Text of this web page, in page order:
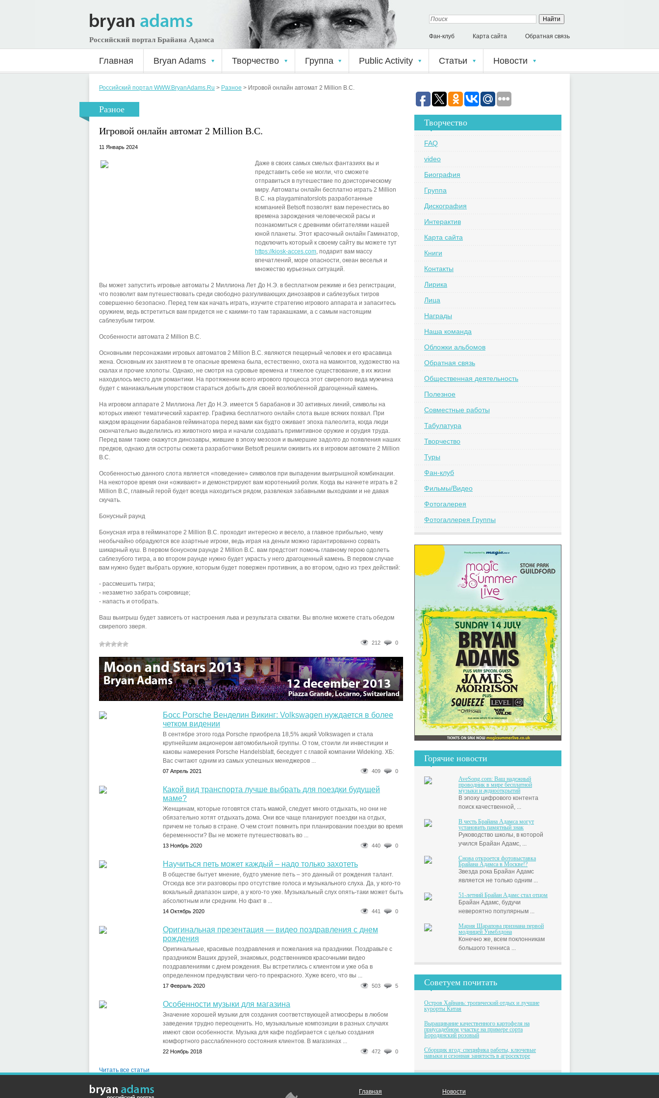
Российский портал Брайана Адамса Фан-клуб Карта сайта Обратная связь
Главная Bryan Adams Творчество Группа Public Activity Статьи Новости
Российский портал WWW.BryanAdams.Ru > Разное > Игровой онлайн автомат 2 Million B.C.
Разное
Игровой онлайн автомат 2 Million B.C.
11 Январь 2024
Даже в своих самых смелых фантазиях вы и
представить себе не могли, что сможете
отправиться в путешествие по доисторическому
миру. Автоматы онлайн бесплатно играть 2 Million
B.C. на playgaminatorslots разработанные
компанией Betsoft позволят вам перенестись во
времена зарождения человеческой расы и
познакомиться с древними обитателями нашей
юной планеты. Этот красочный онлайн Гаминатор,
подключить который к своему сайту вы можете тут
https://kiosk-acces.com, подарит вам массу
впечатлений, море опасности, океан веселья и
множество курьезных ситуаций.
Вы может запустить игровые автоматы 2 Миллиона Лет До Н.Э. в бесплатном режиме и без регистрации,
что позволит вам путешествовать среди свободно разгуливающих динозавров и саблезубых тигров
совершенно безопасно. Перед тем как начать играть, изучите стратегию игрового аппарата и запаситесь
оружием, ведь встретиться вам придется не с какими-то там таракашками, а с самым настоящим
саблезубым тигром.
Особенности автомата 2 Million B.C.
Основными персонажами игровых автоматов 2 Million B.C. являются пещерный человек и его красавица
жена. Основным их занятием в те опасные времена была, естественно, охота на мамонтов, художество на
скалах и прочие хлопоты. Однако, не смотря на суровые времена и тяжелое существование, в их жизни
находилось место для романтики. На протяжении всего игрового процесса этот свирепого вида мужчина
будет с маниакальным упорством стараться добыть для своей возлюбленной драгоценный камень.
На игровом аппарате 2 Миллиона Лет До Н.Э. имеется 5 барабанов и 30 активных линий, символы на
которых имеют тематический характер. Графика бесплатного онлайн слота выше всяких похвал. При
каждом вращении барабанов гейминатора перед вами как будто оживает эпоха палеолита, когда люди
окончательно выделились из животного мира и начали создавать примитивное оружие и орудия труда.
Перед вами также окажутся динозавры, жившие в эпоху мезозоя и вымершие задолго до появления наших
предков, однако для остроты сюжета разработчики Betsoft решили оживить их в игровом автомате 2 Million
B.C.
Особенностью данного слота является «поведение» символов при выпадении выигрышной комбинации.
На некоторое время они «оживают» и демонстрируют вам коротенький ролик. Когда вы начнете играть в 2
Million B.C, главный герой будет всегда находиться рядом, развлекая забавными выходками и не давая
скучать.
Бонусный раунд
Бонусная игра в гейминаторе 2 Million B.C. проходит интересно и весело, а главное прибыльно, чему
необычайно обрадуются все азартные игроки, ведь играя на деньги можно гарантированно сорвать
шикарный куш. В первом бонусном раунде 2 Million B.C. вам предстоит помочь главному герою одолеть
саблезубого тигра, а во втором раунде нужно будет украсть у него драгоценный камень. В первом случае
вам нужно будет выбрать оружие, которым будет повержен противник, а во втором, одно из трех действий:
- рассмешить тигра;
- незаметно забрать сокровище;
- напасть и отобрать.
Ваш выигрыш будет зависеть от настроения льва и результата схватки. Вы вполне можете стать обедом
свирепого зверя.
212 0
Босс Porsche Венделин Викинг: Volkswagen нуждается в более
четком видении
В сентябре этого года Porsche приобрела 18,5% акций Volkswagen и стала
крупнейшим акционером автомобильной группы. О том, стоили ли инвестиции и
каковы намерения Porsche Handelsblatt, беседует с главой компании Wideking. ХБ:
Вас считают одним из самых успешных менеджеров ...
07 Апрель 2021 409 0
Какой вид транспорта лучше выбрать для поездки будущей
маме?
Женщинам, которые готовятся стать мамой, следует много отдыхать, но они не
обязательно хотят отдыхать дома. Они все чаще планируют поездки на отдых,
причем не только в стране. О чем стоит помнить при планировании поездки во время
беременности? Вы не можете путешествовать во ...
13 Ноябрь 2020 440 0
Научиться петь может каждый – надо только захотеть
В обществе бытует мнение, будто умение петь – это данный от рождения талант.
Отсюда все эти разговоры про отсутствие голоса и музыкального слуха. Да, у кого-то
вокальный диапазон шире, а у кого-то уже. Музыкальный слух опять-таки может быть
абсолютным или средним. Но факт в ...
14 Октябрь 2020 441 0
Оригинальная презентация — видео поздравления с днем
рождения
Оригинальные, красивые поздравления и пожелания на праздники. Поздравьте с
праздником Ваших друзей, знакомых, родственников красочными видео
поздравлениями с днем рождения. Вы встретились с клиентом и уже оба в
определенном предчувствии чего-то прекрасного. Хуже всего, что вы ...
17 Февраль 2020 503 5
Особенности музыки для магазина
Значение хорошей музыки для создания соответствующей атмосферы в любом
заведении трудно переоценить. Но, музыкальные композиции в разных случаях
имеют свои особенности. Музыка для кафе подбирается с целью создания
комфортного расслабленного состояния клиентов. В магазинах ...
22 Ноябрь 2018 472 0
Читать все статьи
Творчество
FAQ
video
Биография
Группа
Дискография
Интерактив
Карта сайта
Книги
Контакты
Лирика
Лица
Награды
Наша команда
Обложки альбомов
Обратная связь
Общественная деятельность
Полезное
Совместные работы
Табулатура
Творчество
Туры
Фан-клуб
Фильмы/Видео
Фотогалерея
Фотогаллерея Группы
Горячие новости
AveSong.com: Ваш надежный
проводник в мире бесплатной
музыки и аудиооткрытий
В эпоху цифрового контента
поиск качественной, ...
В честь Брайана Адамса могут
установить памятный знак
Руководство школы, в которой
учился Брайан Адамс, ...
Снова откроется фотовыставка
Брайана Адамса в Москве!?
Звезда рока Брайан Адамс
является не только одним ...
51-летний Брайан Адамс стал отцом
Брайан Адамс, будучи
невероятно популярным ...
Мария Шарапова признана первой
модницей Уимблдона
Конечно же, всем поклонникам
большого тенниса ...
Советуем почитать
Остров Хайнань: тропический отдых и лучшие
курорты Китая
Выращивание качественного картофеля на
приусадебном участке на примере сорта
Бородянский розовый
Сборщик ягод: специфика работы, ключевые
навыки и сезонная занятость в агросекторе
Главная
Новости